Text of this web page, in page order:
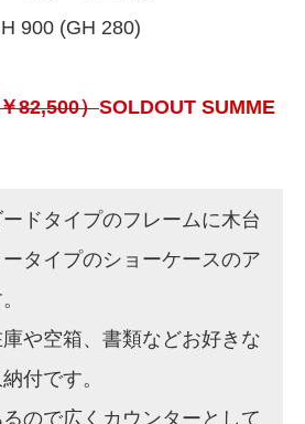
900 (GH 280)
82,500）SOLDOUT SUMME
ドタイプのフレームに木台
タイプのショーケースのア
や空箱、書類などお好きな
付です。
ので広くカウンターとして